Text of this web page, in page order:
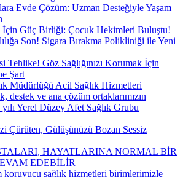
Evde Çözüm: Uzman Desteğiyle Yaşam
İçin Güç Birliği: Çocuk Hekimleri Buluştu!
Son! Sigara Bırakma Polikliniği ile Yeni
Tehlike! Göz Sağlığınızı Korumak İçin
Şart
Müdürlüğü Acil Sağlık Hizmetleri
destek ve ana çözüm ortaklarımızın
yılı Yerel Düzey Afet Sağlık Grubu
Çürüten, Gülüşünüzü Bozan Sessiz
HAYATLARINA NORMAL BİR
EDEBİLİR
sağlık hizmetleri birimlerimizle